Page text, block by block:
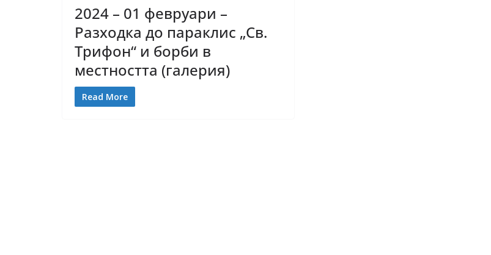
2024 – 01 февруари –
Разходка до параклис „Св.
Трифон“ и борби в
местността (галерия)
Read More